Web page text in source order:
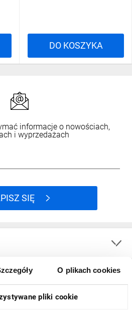
O plikach cookies
pliki cookie
DO KOSZYKA
informacje o nowościach,
i wyprzedażach
SIĘ